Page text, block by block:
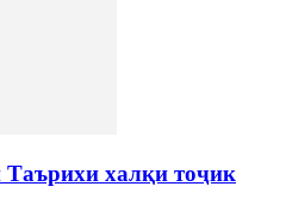
Таърихи халқи тоҷик